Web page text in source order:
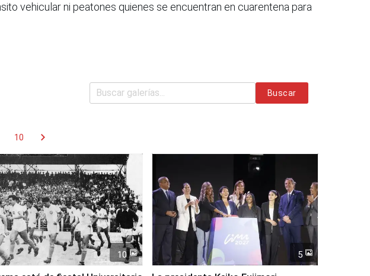
vehicular ni peatones quienes se encuentran en cuarentena para
Buscar
10 chevron_right
10 5